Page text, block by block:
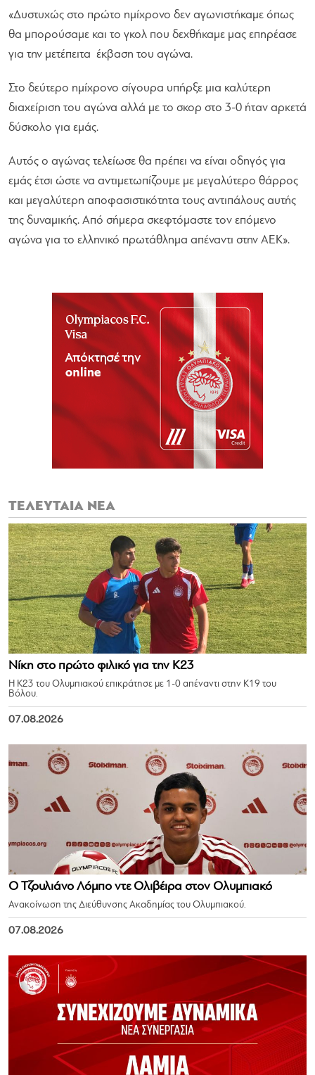
«Δυστυχώς στο πρώτο ημίχρονο δεν αγωνιστήκαμε όπως
θα μπορούσαμε και το γκολ που δεχθήκαμε μας επηρέασε
για την μετέπειτα έκβαση του αγώνα.
Στο δεύτερο ημίχρονο σίγουρα υπήρξε μια καλύτερη
διαχείριση του αγώνα αλλά με το σκορ στο 3-0 ήταν αρκετά
δύσκολο για εμάς.
Αυτός ο αγώνας τελείωσε θα πρέπει να είναι οδηγός για
εμάς έτσι ώστε να αντιμετωπίζουμε με μεγαλύτερο θάρρος
και μεγαλύτερη αποφασιστικότητα τους αντιπάλους αυτής
της δυναμικής. Από σήμερα σκεφτόμαστε τον επόμενο
αγώνα για το ελληνικό πρωτάθλημα απέναντι στην ΑΕΚ».
ΤΕΛΕΥΤΑΙΑ ΝΕΑ
Νίκη στο πρώτο φιλικό για την Κ23
Η Κ23 του Ολυμπιακού επικράτησε με 1-0 απέναντι στην Κ19 του
Βόλου.
07.08.2026
Ο Τζουλιάνο Λόμπο ντε Ολιβέιρα στον Ολυμπιακό
Ανακοίνωση της Διεύθυνσης Ακαδημίας του Ολυμπιακού.
07.08.2026